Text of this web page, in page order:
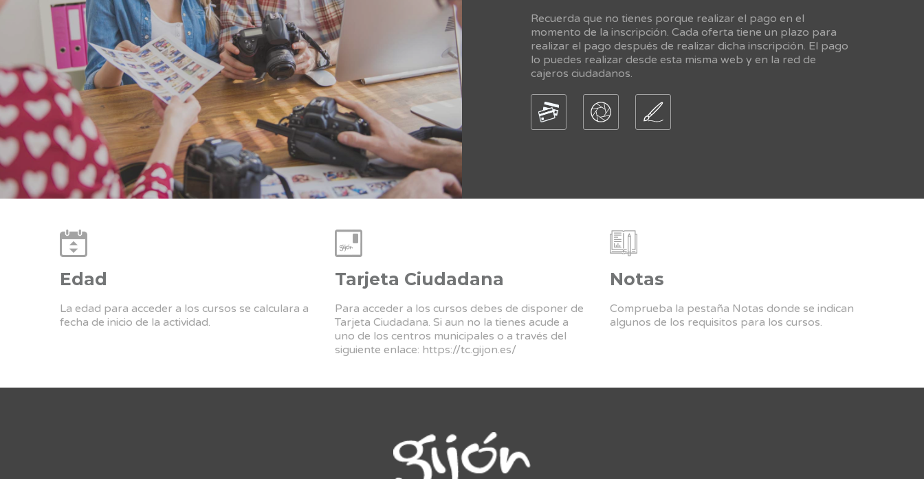
Recuerda que no tienes porque realizar el pago en el
momento de la inscripción. Cada oferta tiene un plazo para
realizar el pago después de realizar dicha inscripción. El pago
lo puedes realizar desde esta misma web y en la red de
cajeros ciudadanos.
Edad
La edad para acceder a los cursos se calculara a
fecha de inicio de la actividad.
Tarjeta Ciudadana
Para acceder a los cursos debes de disponer de
Tarjeta Ciudadana. Si aun no la tienes acude a
uno de los centros municipales o a través del
siguiente enlace: https://tc.gijon.es/
Notas
Comprueba la pestaña Notas donde se indican
algunos de los requisitos para los cursos.